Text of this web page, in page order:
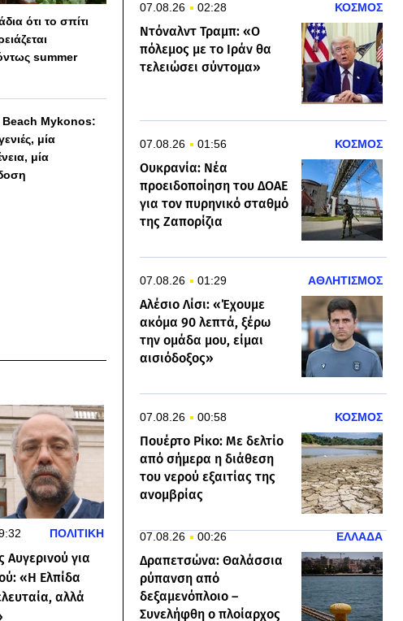
ότι το σπίτι
summer
Beach Mykonos:
μία
μία
ΠΟΛΙΤΙΚΗ
Αυγερινού για
«Η Ελπίδα
αλλά
07.08.26 02:28 ΚΟΣΜΟΣ
Ντόναλντ Τραμπ: «Ο
πόλεμος με το Ιράν θα
τελειώσει σύντομα»
07.08.26 01:56 ΚΟΣΜΟΣ
Ουκρανία: Νέα
προειδοποίηση του ΔΟΑΕ
για τον πυρηνικό σταθμό
της Ζαπορίζια
07.08.26 01:29 ΑΘΛΗΤΙΣΜΟΣ
Αλέσιο Λίσι: «Έχουμε
ακόμα 90 λεπτά, ξέρω
την ομάδα μου, είμαι
αισιόδοξος»
07.08.26 00:58 ΚΟΣΜΟΣ
Πουέρτο Ρίκο: Με δελτίο
από σήμερα η διάθεση
του νερού εξαιτίας της
ανομβρίας
07.08.26 00:26 ΕΛΛΑΔΑ
Δραπετσώνα: Θαλάσσια
ρύπανση από
δεξαμενόπλοιο –
Συνελήφθη ο πλοίαρχος